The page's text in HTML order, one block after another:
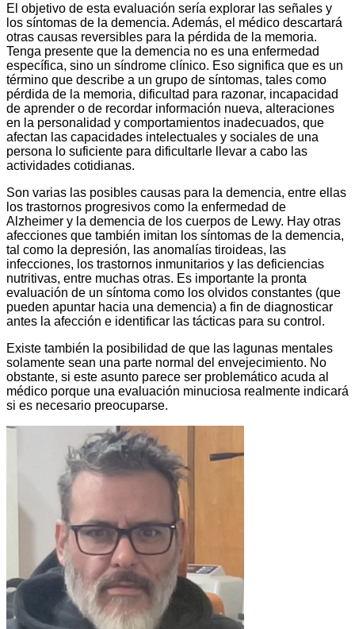
El objetivo de esta evaluación sería explorar las señales y
los síntomas de la demencia. Además, el médico descartará
otras causas reversibles para la pérdida de la memoria.
Tenga presente que la demencia no es una enfermedad
específica, sino un síndrome clínico. Eso significa que es un
término que describe a un grupo de síntomas, tales como
pérdida de la memoria, dificultad para razonar, incapacidad
de aprender o de recordar información nueva, alteraciones
en la personalidad y comportamientos inadecuados, que
afectan las capacidades intelectuales y sociales de una
persona lo suficiente para dificultarle llevar a cabo las
actividades cotidianas.
Son varias las posibles causas para la demencia, entre ellas
los trastornos progresivos como la enfermedad de
Alzheimer y la demencia de los cuerpos de Lewy. Hay otras
afecciones que también imitan los síntomas de la demencia,
tal como la depresión, las anomalías tiroideas, las
infecciones, los trastornos inmunitarios y las deficiencias
nutritivas, entre muchas otras. Es importante la pronta
evaluación de un síntoma como los olvidos constantes (que
pueden apuntar hacia una demencia) a fin de diagnosticar
antes la afección e identificar las tácticas para su control.
Existe también la posibilidad de que las lagunas mentales
solamente sean una parte normal del envejecimiento. No
obstante, si este asunto parece ser problemático acuda al
médico porque una evaluación minuciosa realmente indicará
si es necesario preocuparse.